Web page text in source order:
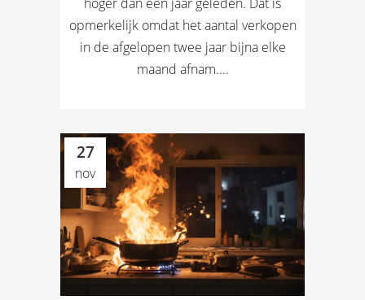
opmerkelijk omdat het aantal verkopen
in de afgelopen twee jaar bijna elke
maand afnam....
27
nov